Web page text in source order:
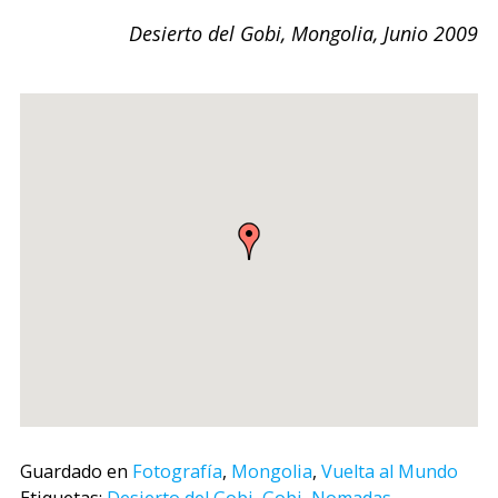
Desierto del Gobi, Mongolia, Junio 2009
Guardado en Fotografía, Mongolia, Vuelta al Mundo